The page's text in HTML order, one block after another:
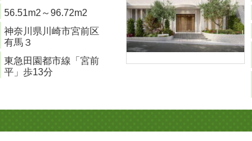
56.51m2 ～96.72m2
神奈川県川崎市宮前区
有馬３
東急田園都市線「宮前
平」歩13分